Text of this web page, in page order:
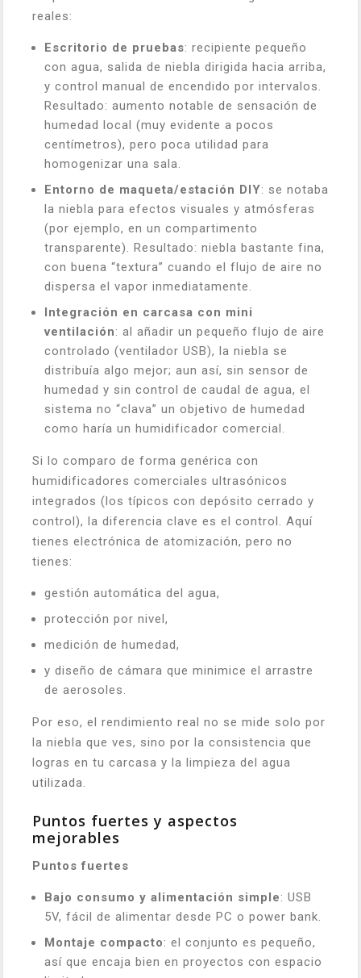
reales:
Escritorio de pruebas: recipiente pequeño
con agua, salida de niebla dirigida hacia arriba,
y control manual de encendido por intervalos.
Resultado: aumento notable de sensación de
humedad local (muy evidente a pocos
centímetros), pero poca utilidad para
homogenizar una sala.
Entorno de maqueta/estación DIY: se notaba
la niebla para efectos visuales y atmósferas
(por ejemplo, en un compartimento
transparente). Resultado: niebla bastante fina,
con buena “textura” cuando el flujo de aire no
dispersa el vapor inmediatamente.
Integración en carcasa con mini
ventilación: al añadir un pequeño flujo de aire
controlado (ventilador USB), la niebla se
distribuía algo mejor; aun así, sin sensor de
humedad y sin control de caudal de agua, el
sistema no “clava” un objetivo de humedad
como haría un humidificador comercial.
Si lo comparo de forma genérica con
humidificadores comerciales ultrasónicos
integrados (los típicos con depósito cerrado y
control), la diferencia clave es el control. Aquí
tienes electrónica de atomización, pero no
tienes:
gestión automática del agua,
protección por nivel,
medición de humedad,
y diseño de cámara que minimice el arrastre
de aerosoles.
Por eso, el rendimiento real no se mide solo por
la niebla que ves, sino por la consistencia que
logras en tu carcasa y la limpieza del agua
utilizada.
Puntos fuertes y aspectos
mejorables
Puntos fuertes
Bajo consumo y alimentación simple: USB
5V, fácil de alimentar desde PC o power bank.
Montaje compacto: el conjunto es pequeño,
así que encaja bien en proyectos con espacio